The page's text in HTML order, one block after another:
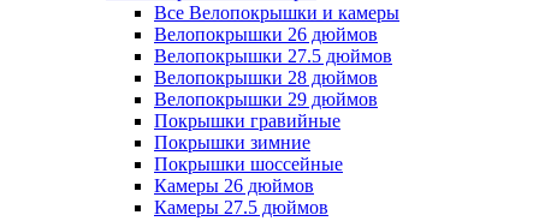
Все Велопокрышки и камеры
Велопокрышки 26 дюймов
Велопокрышки 27.5 дюймов
Велопокрышки 28 дюймов
Велопокрышки 29 дюймов
Покрышки гравийные
Покрышки зимние
Покрышки шоссейные
Камеры 26 дюймов
Камеры 27.5 дюймов